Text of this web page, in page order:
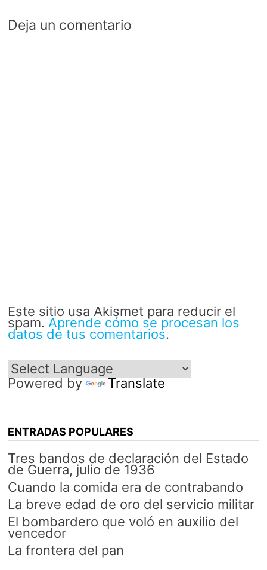
Deja un comentario
Este sitio usa Akismet para reducir el
spam. Aprende cómo se procesan los
datos de tus comentarios.
Powered by Translate
ENTRADAS POPULARES
Tres bandos de declaración del Estado
de Guerra, julio de 1936
Cuando la comida era de contrabando
La breve edad de oro del servicio militar
El bombardero que voló en auxilio del
vencedor
La frontera del pan